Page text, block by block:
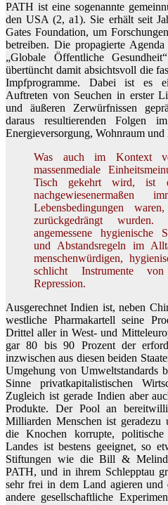
PATH ist eine sogenannte
den USA (2, a1). Sie erhält seit
Gates Foundation, um
betreiben. Die propagierte
„Globale Öffentliche
übertüncht damit absichtsvoll die
Impfprogramme. Dabei ist es
Auftreten von Seuchen in erster
und äußeren Zerwürfnissen
daraus resultierenden Folgen
Energieversorgung, Wohnraum
Was auch im Kontext
massenmediale
Tisch gekehrt wird, ist
nachgewiesenermaßen
Lebensbedingungen
zurückgedrängt
angemessene hygienische
und Abstandsregeln im
menschenwürdigen,
schlicht Instrumente
Repression.
Ausgerechnet Indien ist, neben
westliche Pharmakartell seine
Drittel aller in West- und
gar 80 bis 90 Prozent der
inzwischen aus diesen beiden
Umgehung von
Sinne privatkapitalistischen
Zugleich ist gerade Indien aber
Produkte. Der Pool an
Milliarden Menschen ist
die Knochen korrupte,
Landes ist bestens geeignet, so
Stiftungen wie die Bill &
PATH, und in ihrem Schlepptau
sehr frei in dem Land agieren und
andere gesellschaftliche